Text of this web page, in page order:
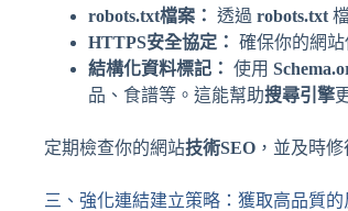
robots.txt檔案： 透過 robots.txt
HTTPS安全協定： 確保你的網站
結構化資料標記： 使用
品、食譜等。這能幫助搜尋引擎
定期檢查你的網站技術SEO ，並及時
三、強化連結建立策略：獲取高品質的